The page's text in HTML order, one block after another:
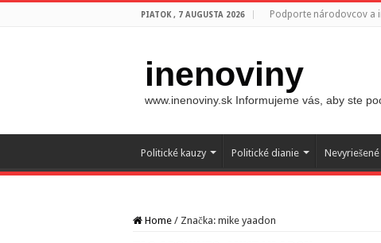
PIATOK , 7 AUGUSTA 2026 Podporte národovcov a
inenoviny
www.inenoviny.sk Informujeme vás, aby ste
Politické kauzy Politické dianie
Home / Značka: mike yaadon